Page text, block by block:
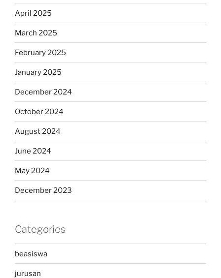
April 2025
March 2025
February 2025
January 2025
December 2024
October 2024
August 2024
June 2024
May 2024
December 2023
Categories
beasiswa
jurusan